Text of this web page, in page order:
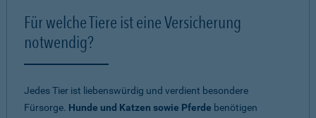
Für welche Tiere ist eine Versicherung
notwendig?
Jedes Tier ist liebenswürdig und verdient besondere
Fürsorge. Hunde und Katzen sowie Pferde benötigen